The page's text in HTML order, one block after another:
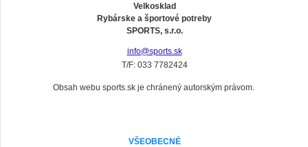
Velkosklad
Rybárske a športové potreby
SPORTS, s.r.o.
info@sports.sk
T/F: 033 7782424
Obsah webu sports.sk je chránený autorským právom.
VŠEOBECNÉ